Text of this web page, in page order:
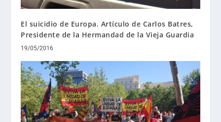
El suicidio de Europa. Artículo de Carlos Batres,
Presidente de la Hermandad de la Vieja Guardia
19/05/2016